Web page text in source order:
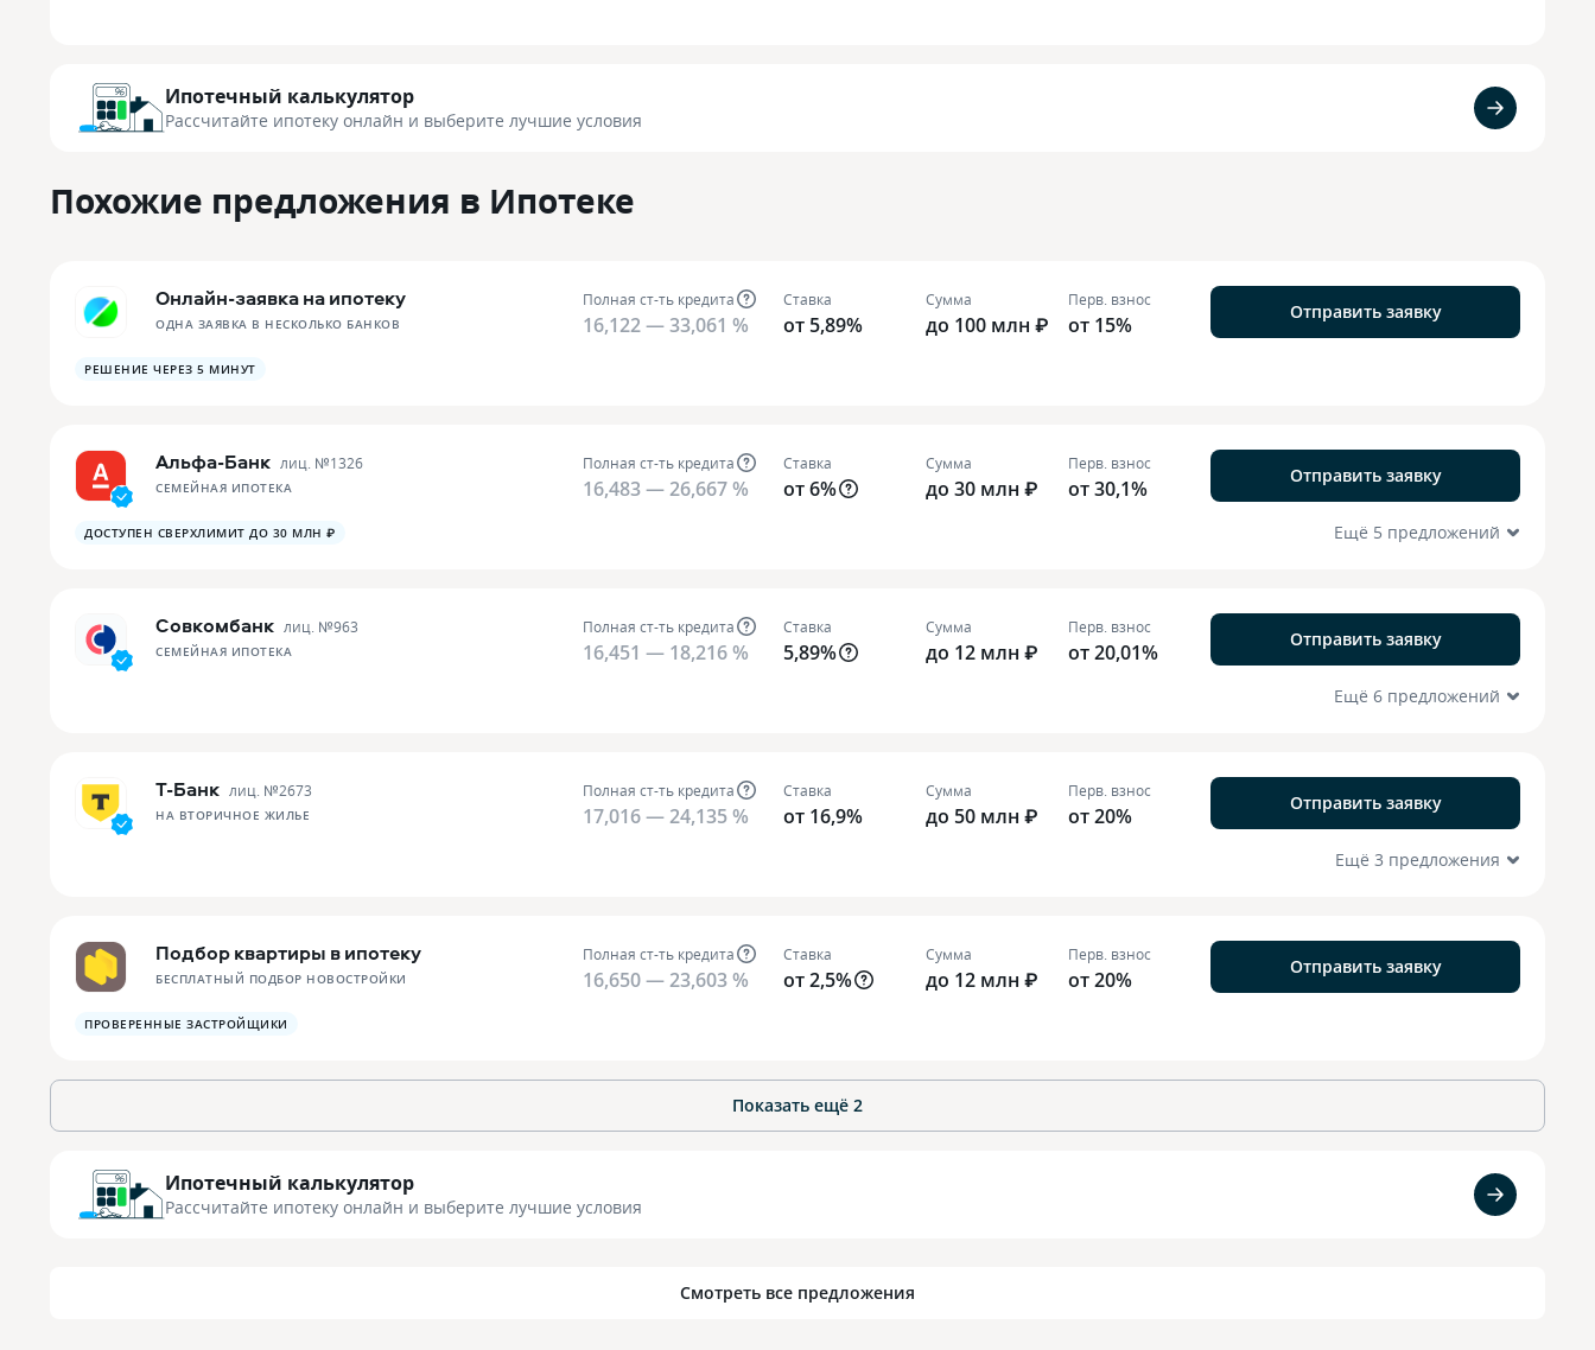
Ипотечный калькулятор
Рассчитайте ипотеку онлайн и выберите лучшие условия
Похожие предложения в Ипотеке
Онлайн-заявка на ипотеку
ОДНА ЗАЯВКА В НЕСКОЛЬКО БАНКОВ
Полная ст-ть кредита
16,122 — 33,061 %
Ставка
от 5,89%
Сумма
до 100 млн ₽
Перв. взнос
от 15%
Отправить заявку
РЕШЕНИЕ ЧЕРЕЗ 5 МИНУТ
Альфа-Банк лиц. №1326
СЕМЕЙНАЯ ИПОТЕКА
Полная ст-ть кредита
16,483 — 26,667 %
Ставка
от 6%
Сумма
до 30 млн ₽
Перв. взнос
от 30,1%
Отправить заявку
ДОСТУПЕН СВЕРХЛИМИТ ДО 30 МЛН ₽ Ещё 5 предложений
Совкомбанк лиц. №963
СЕМЕЙНАЯ ИПОТЕКА
Полная ст-ть кредита
16,451 — 18,216 %
Ставка
5,89%
Сумма
до 12 млн ₽
Перв. взнос
от 20,01%
Отправить заявку
Ещё 6 предложений
Т-Банк лиц. №2673
НА ВТОРИЧНОЕ ЖИЛЬЕ
Полная ст-ть кредита
17,016 — 24,135 %
Ставка
от 16,9%
Сумма
до 50 млн ₽
Перв. взнос
от 20%
Отправить заявку
Ещё 3 предложения
Подбор квартиры в ипотеку
БЕСПЛАТНЫЙ ПОДБОР НОВОСТРОЙКИ
Полная ст-ть кредита
16,650 — 23,603 %
Ставка
от 2,5%
Сумма
до 12 млн ₽
Перв. взнос
от 20%
Отправить заявку
ПРОВЕРЕННЫЕ ЗАСТРОЙЩИКИ
Показать ещё 2
Ипотечный калькулятор
Рассчитайте ипотеку онлайн и выберите лучшие условия
Смотреть все предложения